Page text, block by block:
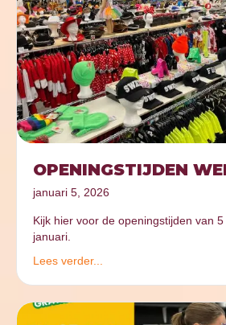
OPENINGSTIJDEN
januari 5, 2026
Kijk hier voor de openingstijden van
januari.
Lees verder...